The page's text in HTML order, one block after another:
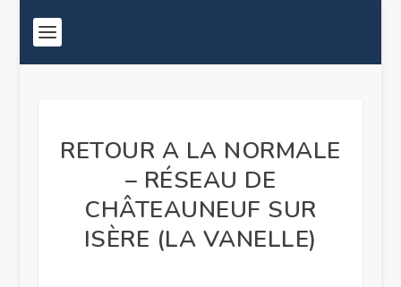
RETOUR A LA NORMALE
– RÉSEAU DE
CHÂTEAUNEUF SUR
ISÈRE (LA VANELLE)